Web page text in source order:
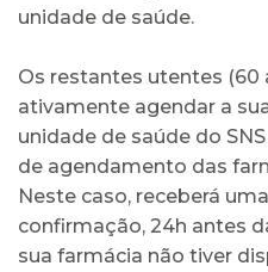
unidade de saúde.
Os restantes utentes (60
ativamente agendar a
unidade de saúde do
de agendamento das
Neste caso, receberá
confirmação, 24h antes
sua farmácia não tiver